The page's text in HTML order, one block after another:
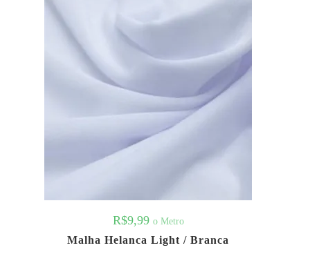
R$9,99 o Metro
Malha Helanca Light / Branca